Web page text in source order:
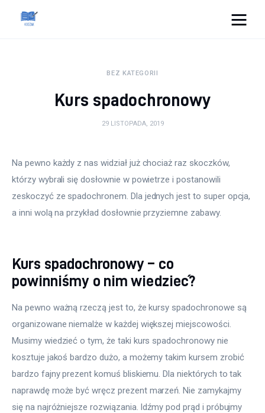
Zdrowie
Uroda
Więcej
BEZ KATEGORII
Kurs spadochronowy
29 LISTOPADA, 2019
Na pewno każdy z nas widział już chociaż raz skoczków,
którzy wybrali się dosłownie w powietrze i postanowili
zeskoczyć ze spadochronem. Dla jednych jest to super opcja,
a inni wolą na przykład dosłownie przyziemne zabawy.
Kurs spadochronowy – co
powinniśmy o nim wiedzieć?
Na pewno ważną rzeczą jest to, że kursy spadochronowe są
organizowane niemalże w każdej większej miejscowości.
Musimy wiedzieć o tym, że taki kurs spadochronowy nie
kosztuje jakoś bardzo dużo, a możemy takim kursem zrobić
bardzo fajny prezent komuś bliskiemu. Dla niektórych to tak
naprawdę może być wręcz prezent marzeń. Nie zamykajmy
się na najróżniejsze rozwiązania. Idźmy pod prąd i próbujmy